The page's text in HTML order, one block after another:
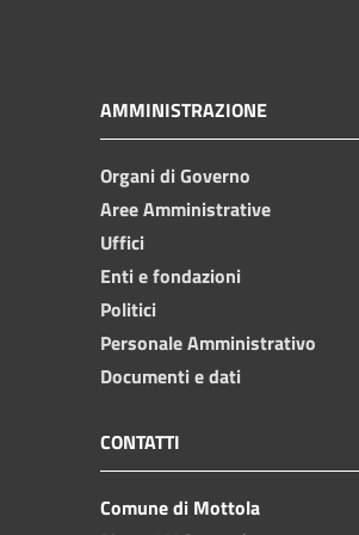
AMMINISTRAZIONE
Organi di Governo
Aree Amministrative
Uffici
Enti e fondazioni
Politici
Personale Amministrativo
Documenti e dati
CONTATTI
Comune di Mottola